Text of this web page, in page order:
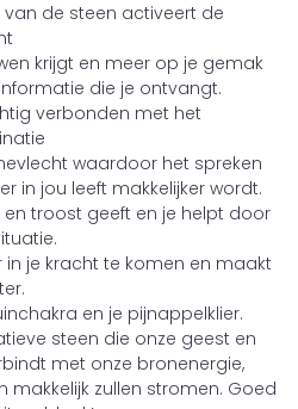
van de steen activeert de
krijgt en meer op je gemak
die je ontvangt.
verbonden met het
waardoor het spreken
in jou leeft makkelijker wordt.
en troost geeft en je helpt door
je kracht te komen en maakt
en je pijnappelklier.
steen die onze geest en
met onze bronenergie,
zullen stromen. Goed